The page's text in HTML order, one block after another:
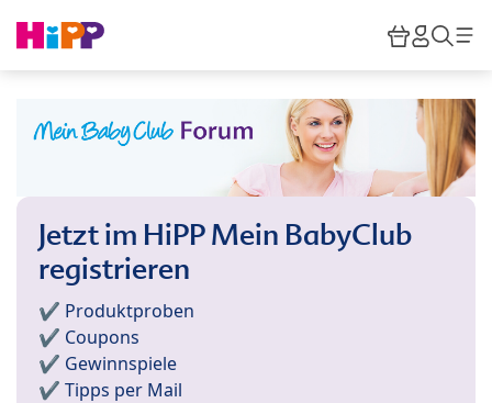
HiPP
Jetzt im HiPP Mein BabyClub
registrieren
✔️ Produktproben
✔️ Coupons
✔️ Gewinnspiele
✔️ Tipps per Mail